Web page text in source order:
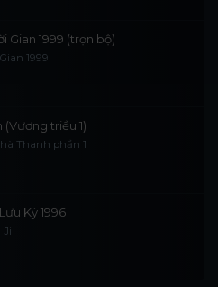
Gian 1999 (trọn bộ)
1999
(Vương triều 1)
Thanh phần 1
Ký 1996
Ji